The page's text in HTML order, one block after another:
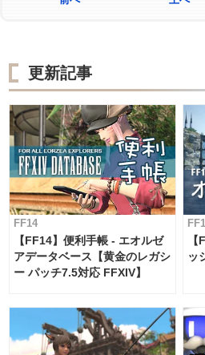
更新記事
FF14
【FF14】便利手帳 - エオルゼ
アデータベース【黄金のレガシ
ー パッチ7.5対応 FFXIV】
ッ